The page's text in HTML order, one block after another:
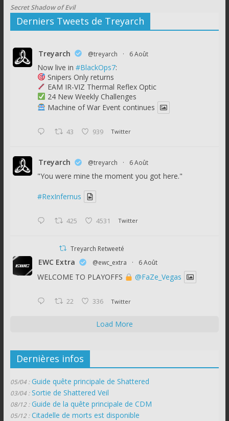
Secret Shadow of Evil
Derniers Tweets de Treyarch
Treyarch @treyarch · 6 Août
Now live in #BlackOps7:
Snipers Only returns
EAM IR-VIZ Thermal Reflex Optic
24 New Weekly Challenges
Machine of War Event continues
43 939 Twitter
Treyarch @treyarch · 6 Août
"You were mine the moment you got here."
#RexInfernus
425 4531 Twitter
Treyarch Retweeté
EWC Extra @ewc_extra · 6 Août
WELCOME TO PLAYOFFS @FaZe_Vegas
22 336 Twitter
Load More
Dernières infos
05/04 : Guide quête principale de Shattered
03/04 : Sortie de Shattered Veil
08/12 : Guide de la quête principale de CDM
05/12 : Citadelle de morts est disponible